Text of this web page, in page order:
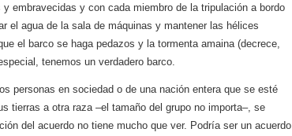
embravecidas y con cada miembro de la tripulación a bordo
el agua de la sala de máquinas y mantener las hélices
el barco se haga pedazos y la tormenta amaina (decrece,
tenemos un verdadero barco.
personas en sociedad o de una nación entera que se esté
tierras a otra raza –el tamaño del grupo no importa–, se
del acuerdo no tiene mucho que ver. Podría ser un acuerdo